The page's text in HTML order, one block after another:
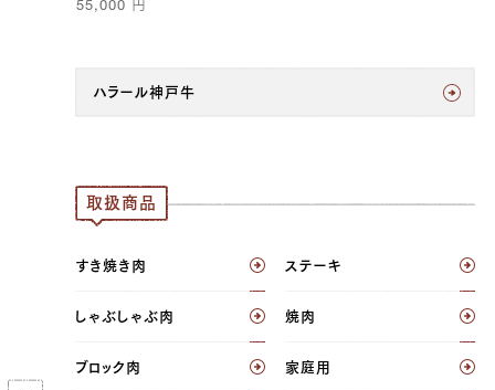
55,000 円
ハラール神戸牛
取扱商品
すき焼き肉 ステーキ
しゃぶしゃぶ肉 焼肉
ブロック肉 家庭用